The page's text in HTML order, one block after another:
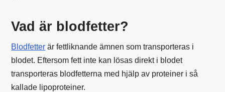
Vad är blodfetter?
Blodfetter är fettliknande ämnen som transporteras i
blodet. Eftersom fett inte kan lösas direkt i blodet
transporteras blodfetterna med hjälp av proteiner i så
kallade lipoproteiner.